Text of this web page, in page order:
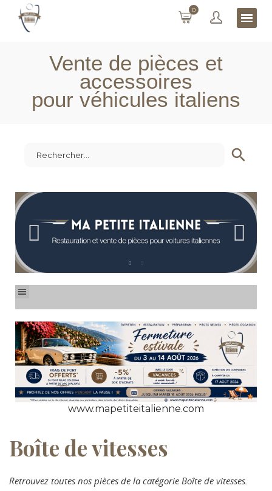
0
Vente de pièces et
accessoires
pour véhicules italiens
www.mapetiteitalienne.com
Boîte de vitesses
Retrouvez toutes nos pièces de la catégorie Boîte de vitesses.